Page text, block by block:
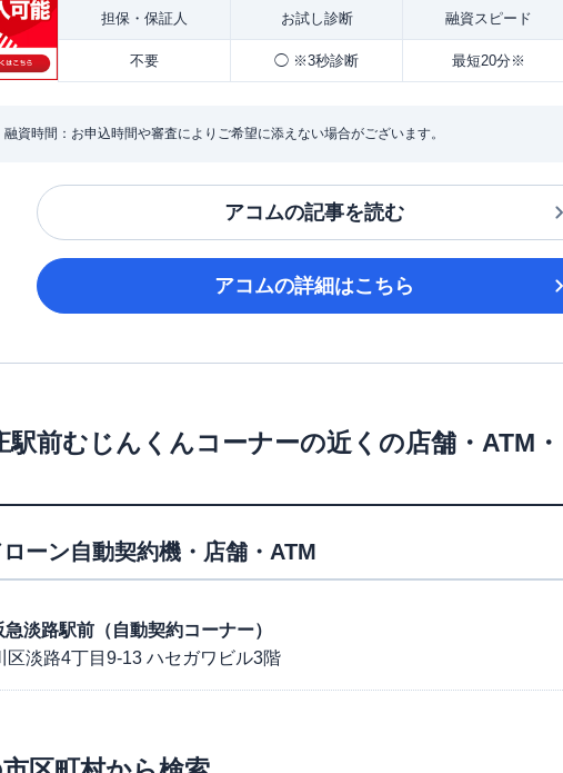
担保・ 保証人 お試し診断 融資スピード
不要 ◯ ※3秒診断 最短20分※
資時間：お申込時間や審査によりご希望に添えない場合がございます。
アコムの記事を読む
アコムの詳細はこちら
駅前むじんくんコーナーの近くの店舗・ATM
ーン自動契約機・店舗・ATM
急淡路駅前（自動契約コーナー）
区淡路4丁目9-13 ハセガワビル3階